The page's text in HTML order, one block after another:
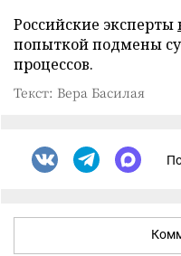
Российские эксперты
попыткой подмены
процессов.
Текст: Вера Басилая